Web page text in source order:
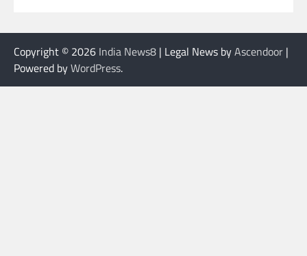
Copyright © 2026 India News8 | Legal News byAscendoor |
Powered byWordPress.